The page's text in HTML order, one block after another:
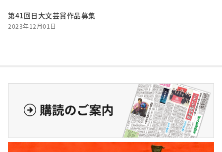
第41回日大文芸賞作品募集
2023年12月01日